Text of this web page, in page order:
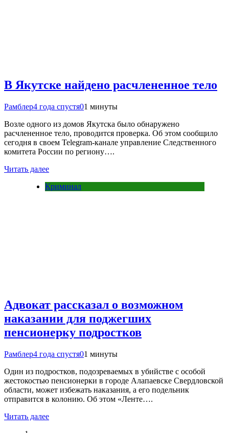
В Якутске найдено расчлененное тело
Рамблер4 года спустя01 минуты
Возле одного из домов Якутска было обнаружено
расчлененное тело, проводится проверка. Об этом сообщило
сегодня в своем Telegram-канале управление Следственного
комитета России по региону….
Читать далее
Криминал
Адвокат рассказал о возможном
наказании для поджегших
пенсионерку подростков
Рамблер4 года спустя01 минуты
Один из подростков, подозреваемых в убийстве с особой
жестокостью пенсионерки в городе Алапаевске Свердловской
области, может избежать наказания, а его подельник
отправится в колонию. Об этом «Ленте….
Читать далее